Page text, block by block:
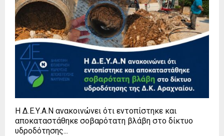
Η Δ.Ε.Υ.Α.Ν ανακοινώνει ότι εντοπίστηκε και
αποκαταστάθηκε σοβαρότατη βλάβη στο δίκτυο
υδροδότησης...